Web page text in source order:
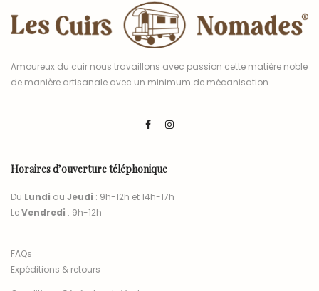
Amoureux du cuir nous travaillons avec passion cette matière noble
de manière artisanale avec un minimum de mécanisation.
Horaires d’ouverture téléphonique
Du Lundi au Jeudi : 9h-12h et 14h-17h
LeVendredi : 9h-12h
FAQs
Expéditions & retours